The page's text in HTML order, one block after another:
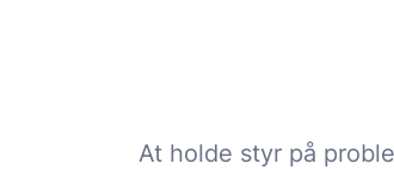
At holde styr på